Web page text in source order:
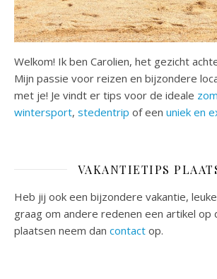
Welkom! Ik ben Carolien, het gezicht
Mijn passie voor reizen en bijzondere
met je! Je vindt er tips voor de ideale
wintersport, stedentrip of een uniek en
VAKANTIETIPS
Heb jij ook een bijzondere vakantie,
graag om andere redenen een artikel op
plaatsen neem dan contact op.